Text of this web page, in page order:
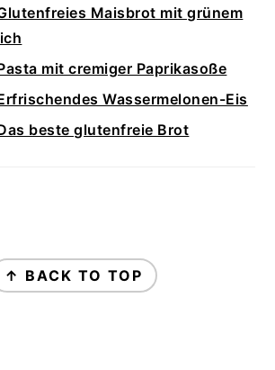
Maisbrot mit grünem
mit cremiger Paprikasoße
Wassermelonen-Eis
beste glutenfreie Brot
↑ BACK TO TOP